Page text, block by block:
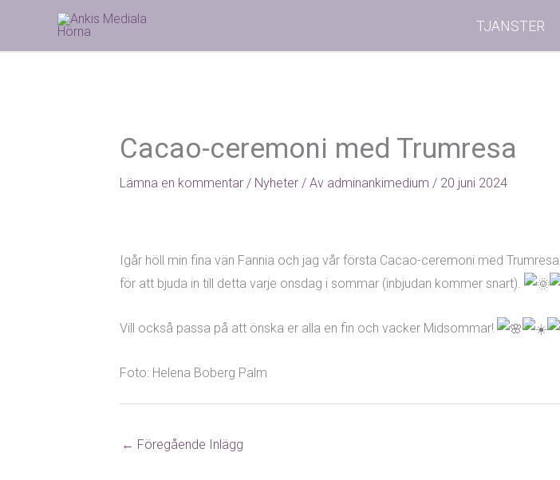
TJÄNSTER
Cacao-ceremoni med Trumresa
Lämna en kommentar / Nyheter / Av adminankimedium / 20 juni 2024
Igår höll min fina vän Fannia och jag vår första Cacao-ceremoni med
för att bjuda in till detta varje onsdag i sommar (inbjudan kommer snart).
Vill också passa på att önska er alla en fin och vacker Midsommar!
Foto: Helena Boberg Palm
← Föregående Inlägg